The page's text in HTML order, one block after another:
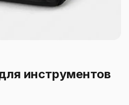
инструментов